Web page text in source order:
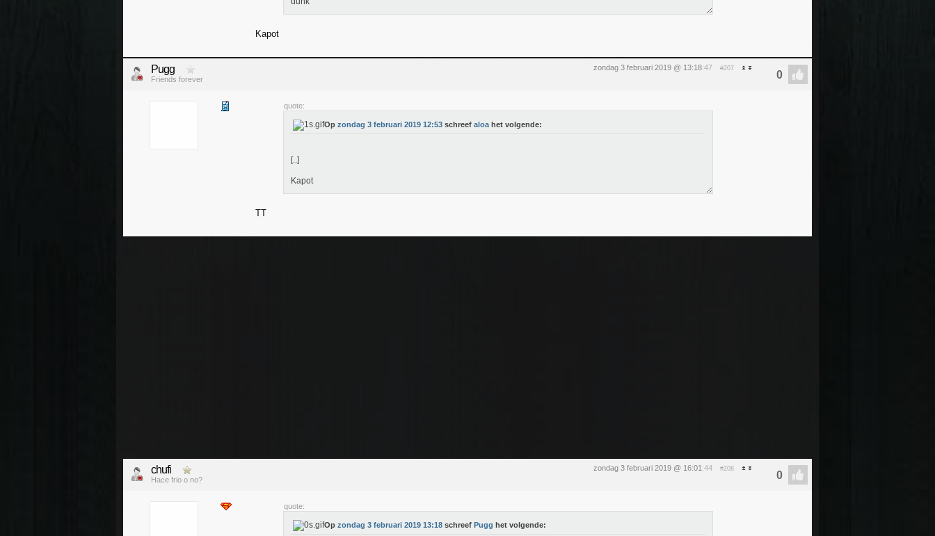
Kapot
zondag 3 februari 2019 @ 13:18:47 #207
Pugg
Friends forever
quote:
Op zondag 3 februari 2019 12:53 schreef aloa het volgende:
[..]
Kapot
TT
zondag 3 februari 2019 @ 16:01 :44 #208
chufi
Hace frio o no?
quote:
Op zondag 3 februari 2019 13:18 schreef Pugg het volgende: